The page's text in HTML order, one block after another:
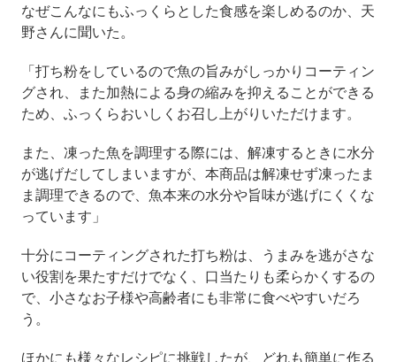
なぜこんなにもふっくらとした食感を楽しめるのか、天
野さんに聞いた。
「打ち粉をしているので魚の旨みがしっかりコーティン
グされ、また加熱による身の縮みを抑えることができる
ため、ふっくらおいしくお召し上がりいただけます。
また、凍った魚を調理する際には、解凍するときに水分
が逃げだしてしまいますが、本商品は解凍せず凍ったま
ま調理できるので、魚本来の水分や旨味が逃げにくくな
っています」
十分にコーティングされた打ち粉は、うまみを逃がさな
い役割を果たすだけでなく、口当たりも柔らかくするの
で、小さなお子様や高齢者にも非常に食べやすいだろ
う。
ほかにも様々なレシピに挑戦したが、どれも簡単に作る